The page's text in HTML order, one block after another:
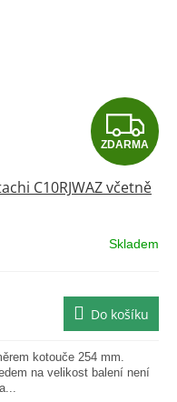
Z
D
A
R
A
ZDARMA
C10RJWAZ včetně
Skladem
Do košíku
kotouče 254 mm.
na velikost balení není